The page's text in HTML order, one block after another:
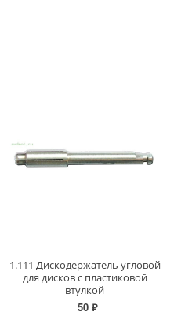
1.111 Дискодержатель угловой
для дисков с пластиковой
втулкой
50 ₽